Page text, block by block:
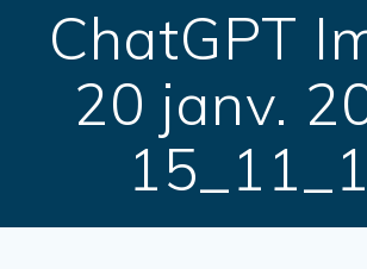
ChatGPT
20 janv.